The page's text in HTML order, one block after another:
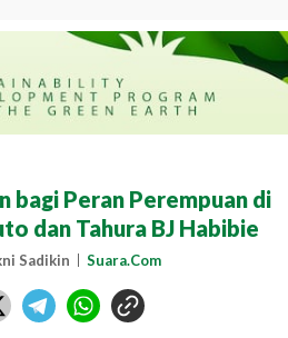
bagi Peran Perempuan di
dan Tahura BJ Habibie
Sadikin Suara.Com